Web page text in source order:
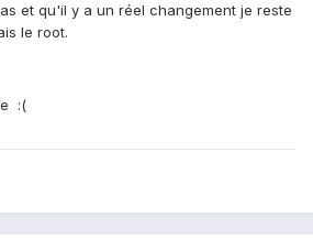
et qu'il y a un réel changement je reste
le root.
:(